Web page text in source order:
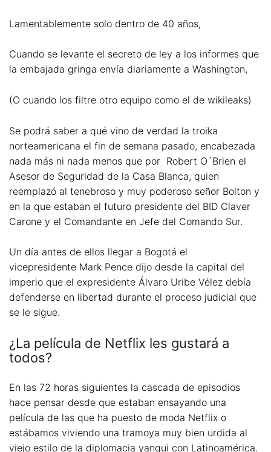
Lamentablemente solo dentro de 40 años,
Cuando se levante el secreto de ley a los informes que
la embajada gringa envía diariamente a Washington,
(O cuando los filtre otro equipo como el de wikileaks)
Se podrá saber a qué vino de verdad la troika
norteamericana el fin de semana pasado, encabezada
nada más ni nada menos que por Robert O´Brien el
Asesor de Seguridad de la Casa Blanca, quien
reemplazó al tenebroso y muy poderoso señor Bolton y
en la que estaban el futuro presidente del BID Claver
Carone y el Comandante en Jefe del Comando Sur.
Un día antes de ellos llegar a Bogotá el
vicepresidente Mark Pence dijo desde la capital del
imperio que el expresidente Álvaro Uribe Vélez debía
defenderse en libertad durante el proceso judicial que
se le sigue.
¿La película de Netflix les gustará a
todos?
En las 72 horas siguientes la cascada de episodios
hace pensar desde que estaban ensayando una
película de las que ha puesto de moda Netflix o
estábamos viviendo una tramoya muy bien urdida al
viejo estilo de la diplomacia yanqui con Latinoamérica.